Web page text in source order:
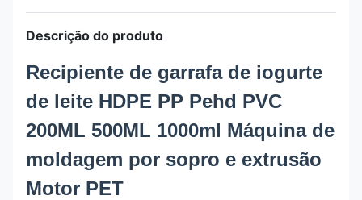
Descrição do produto
Recipiente de garrafa de iogurte
de leite HDPE PP Pehd PVC
200ML 500ML 1000ml Máquina de
moldagem por sopro e extrusão
Motor PET